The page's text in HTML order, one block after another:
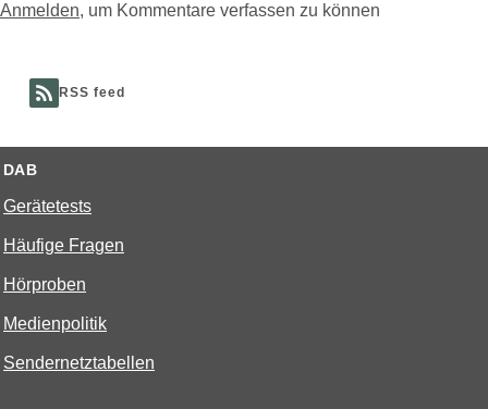
Anmelden, um Kommentare verfassen zu können
RSS feed
DAB
Gerätetests
Häufige Fragen
Hörproben
Medienpolitik
Sendernetztabellen